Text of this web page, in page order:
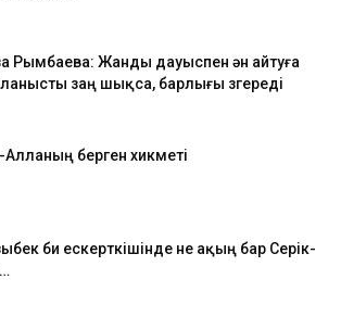
Рымбаева: Жанды дауыспен ән айтуға
заң шықса, барлығы өзгереді
Алланың берген хикметі
би ескерткішінде не ақың бар Серік-